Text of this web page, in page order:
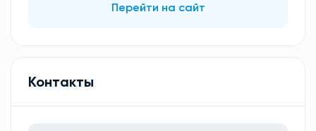
Перейти на сайт
Контакты